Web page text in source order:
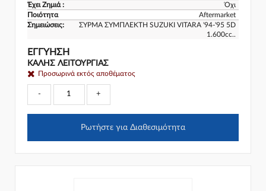
Έχει Ζημιά :
Όχι
Ποιότητα
Aftermarket
Σημειώσεις:
ΣΥΡΜΑ ΣΥΜΠΛΕΚΤΗ SUZUKI VITARA '94-'95 5D
1.600cc..
ΕΓΓΎΗΣΗ
ΚΑΛΗΣ ΛΕΙΤΟΥΡΓΙΑΣ
Προσωρινά εκτός αποθέματος
- +
Ρωτήστε για Διαθεσιμότητα